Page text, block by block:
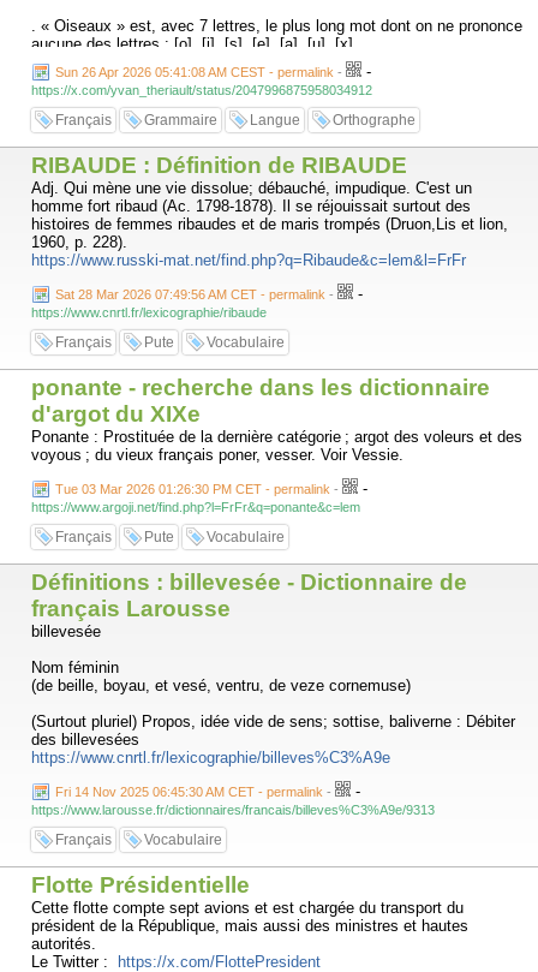
. « Oiseaux » est, avec 7 lettres, le plus long mot dont on ne prononce
aucune des lettres : [o], [i], [s], [e], [a], [u], [x] .
Sun 26 Apr 2026 05:41:08 AM CEST - permalink - -
https://x.com/yvan_theriault/status/2047996875958034912
Français Grammaire Langue Orthographe
RIBAUDE : Définition de RIBAUDE
Adj. Qui mène une vie dissolue; débauché, impudique. C'est un
homme fort ribaud (Ac. 1798-1878). Il se réjouissait surtout des
histoires de femmes ribaudes et de maris trompés (Druon,Lis et lion,
1960, p. 228).
https://www.russki-mat.net/find.php?q=Ribaude&c=lem&l=FrFr
Sat 28 Mar 2026 07:49:56 AM CET - permalink - -
https://www.cnrtl.fr/lexicographie/ribaude
Français Pute Vocabulaire
ponante - recherche dans les dictionnaire
d'argot du XIXe
Ponante : Prostituée de la dernière catégorie ; argot des voleurs et des
voyous ; du vieux français poner, vesser. Voir Vessie.
Tue 03 Mar 2026 01:26:30 PM CET - permalink - -
https://www.argoji.net/find.php?l=FrFr&q=ponante&c=lem
Français Pute Vocabulaire
Définitions : billevesée - Dictionnaire de
français Larousse
billevesée
Nom féminin
(de beille, boyau, et vesé, ventru, de veze cornemuse)
(Surtout pluriel) Propos, idée vide de sens; sottise, baliverne : Débiter
des billevesées
https://www.cnrtl.fr/lexicographie/billeves%C3%A9e
Fri 14 Nov 2025 06:45:30 AM CET - permalink - -
https://www.larousse.fr/dictionnaires/francais/billeves%C3%A9e/9313
Français Vocabulaire
Flotte Présidentielle
Cette flotte compte sept avions et est chargée du transport du
président de la République, mais aussi des ministres et hautes
autorités.
Le Twitter :
https://x.com/FlottePresident